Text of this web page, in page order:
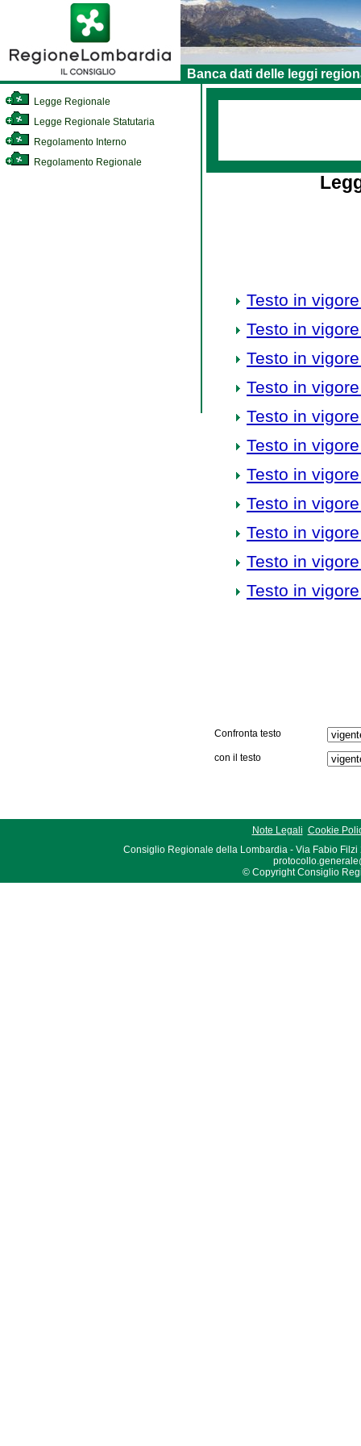
Banca dati delle leggi
Legge Regionale
Legge Regionale Statutaria
Regolamento Interno
Regolamento Regionale
Testo in
Testo in
Testo in
Testo in
Testo in
Testo in
Testo in
Testo in
Testo in
Testo in
Testo in
Confronta testo
con il testo
Note Legali Cookie
Consiglio Regionale della Lombardia - Via Fabio Filzi
© Copyright Consiglio